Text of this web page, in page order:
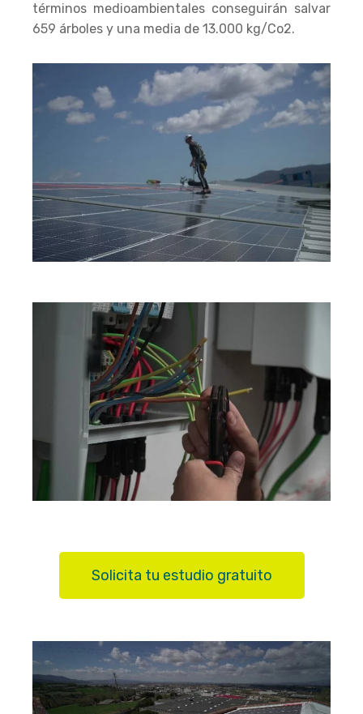
términos medioambientales conseguirán salvar
659 árboles y una media de 13.000 kg/Co2.
Solicita tu estudio gratuito